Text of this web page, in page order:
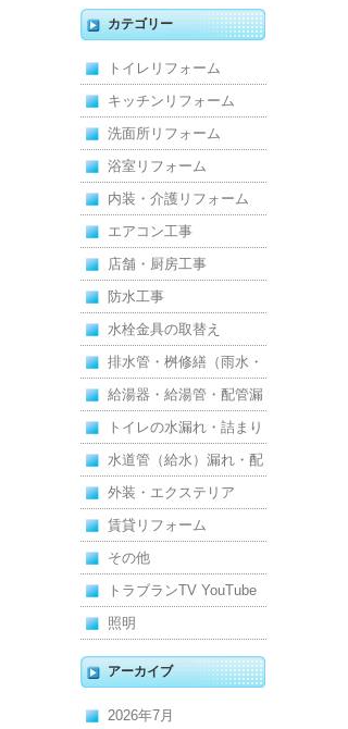
キッチン・床・収納を一
新し、扉新設で動線を整
えた全面改修
カテゴリー
トイレリフォーム
キッチンリフォーム
洗面所リフォーム
浴室リフォーム
内装・介護リフォーム
エアコン工事
店舗・厨房工事
防水工事
水栓金具の取替え
排水管・桝修繕（雨水・
汚水）
給湯器・給湯管・配管漏
れ
トイレの水漏れ・詰まり
水道管（給水）漏れ・配
管
外装・エクステリア
賃貸リフォーム
その他
トラブランTV YouTube
照明
アーカイブ
2026年7月